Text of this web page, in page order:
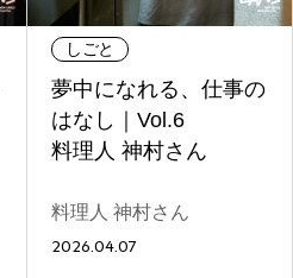
しごと
夢中になれる、仕事の
はなし｜Vol.6
料理人 神村さん
料理人 神村さん
2026.04.07